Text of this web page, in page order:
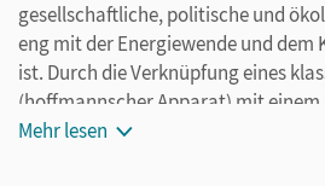
gesellschaftliche, politische und
eng mit der Energiewende und
ist. Durch die Verknüpfung eines
(hoffmannscher Apparat) mit
Anwendungsbezug wird ein
Grundlagenchemie und moderner
Mehr lesen